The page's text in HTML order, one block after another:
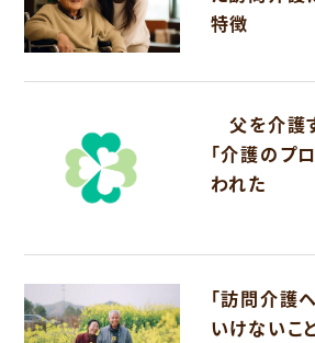
特徴
父を介護
「介護のプ
われた
「訪問介護
いけないこ